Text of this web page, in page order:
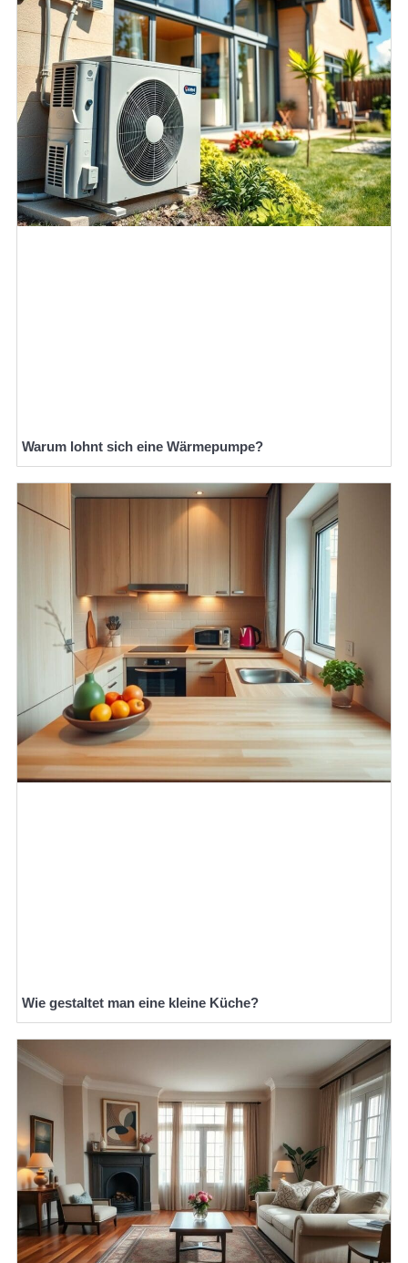
Warum lohnt sich eine Wärmepumpe?
Wie gestaltet man eine kleine Küche?